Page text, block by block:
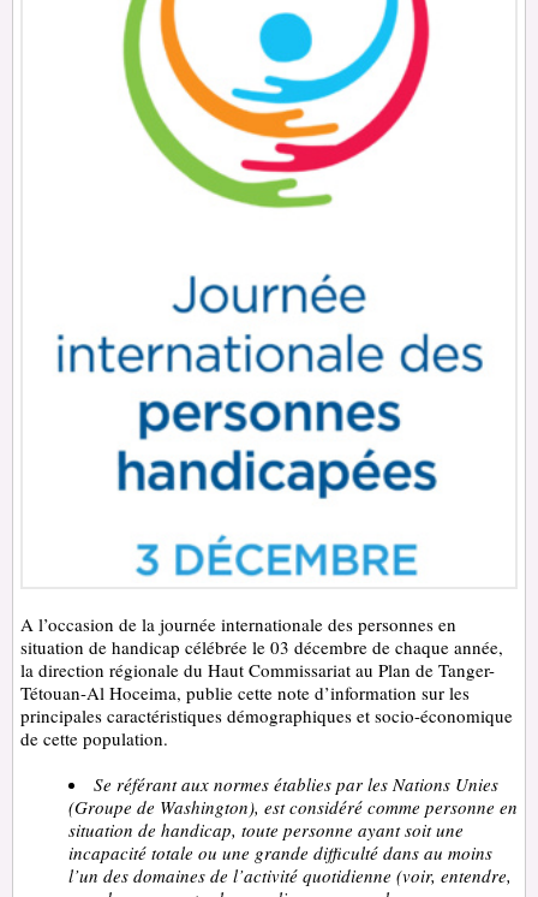
A l’occasion de la journée internationale des personnes en
situation de handicap célébrée le 03 décembre de chaque année,
la direction régionale du Haut Commissariat au Plan de Tanger-
Tétouan-Al Hoceima, publie cette note d’information sur les
principales caractéristiques démographiques et socio-économique
de cette population.
Se référant aux normes établies par les Nations Unies
(Groupe de Washington), est considéré comme personne en
situation de handicap, toute personne ayant soit une
incapacité totale ou une grande difficulté dans au moins
l’un des domaines de l’activité quotidienne (voir, entendre,